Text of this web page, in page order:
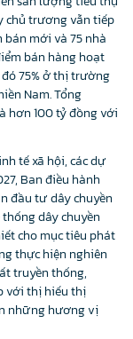
chủ trương vẫn tiếp
mới và 75 nhà
bán hàng hoạt
75% ở thị trường
Nam. Tổng
hơn 100 tỷ đồng với
tế xã hội, các dự
Ban điều hành
đầu tư dây chuyền
dây chuyền
cho mục tiêu phát
thực hiện nghiên
truyền thống,
với thị hiếu thị
những hương vị